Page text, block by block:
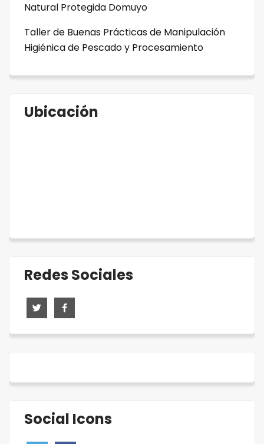
Natural Protegida Domuyo
Taller de Buenas Prácticas de Manipulación
Higiénica de Pescado y Procesamiento
Ubicación
Redes Sociales
Social Icons